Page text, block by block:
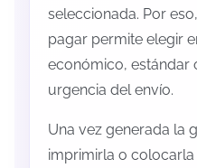
seleccionada. Por
pagar permite elegir
económico, estándar
urgencia del envío.
Una vez generada la
imprimirla o